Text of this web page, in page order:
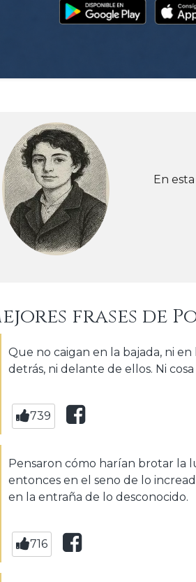
En
frases de
Que no caigan en la bajada, ni
detrás, ni delante de ellos. Ni
739
Pensaron cómo harían brotar la
entonces en el seno de lo
en la entraña de lo desconocido.
716